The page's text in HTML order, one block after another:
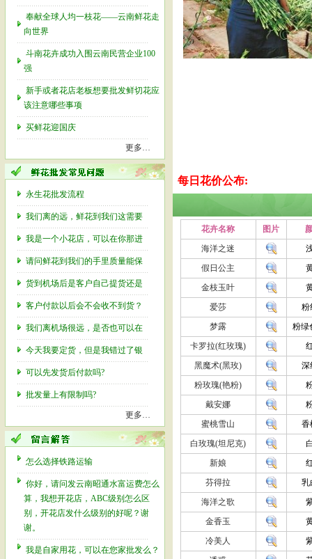
奉献全球人均一枝花——云南鲜花走
向世界
斗南花卉成功入围云南民营企业100
强
新手或者花店老板想要批发鲜切花应
该注意哪些事项
买鲜花迎国庆
更多…
永生花批发流程
我们离的远，鲜花到我们这需要
我是一个小花店，可以在你那进
请问鲜花到我们的手里质量能保
货到机场后是客户自己提货还是
客户付款以后会不会收不到货？
我们离机场很远，是否也可以在
今天我要定货，但是我错过了银
可以先发货后付款吗?
批发量上有限制吗?
更多…
怎么选择铁路运输
你好，请问发云南昭通水富运费怎么
算，我想开花店，ABC级别怎么区
别，开花店发什么级别的好呢？谢
谢。
我是自家用花，可以在您家批发么？
每日花价公布:
花卉名称 图片
海洋之迷
假日公主
金枝玉叶
爱莎
粉
梦露
粉绿
卡罗拉(红玫瑰)
黑魔术(黑玫)
深
粉玫瑰(艳粉)
戴安娜
蜜桃雪山
香
白玫瑰(坦尼克)
新娘
芬得拉
乳
海洋之歌
金香玉
冷美人